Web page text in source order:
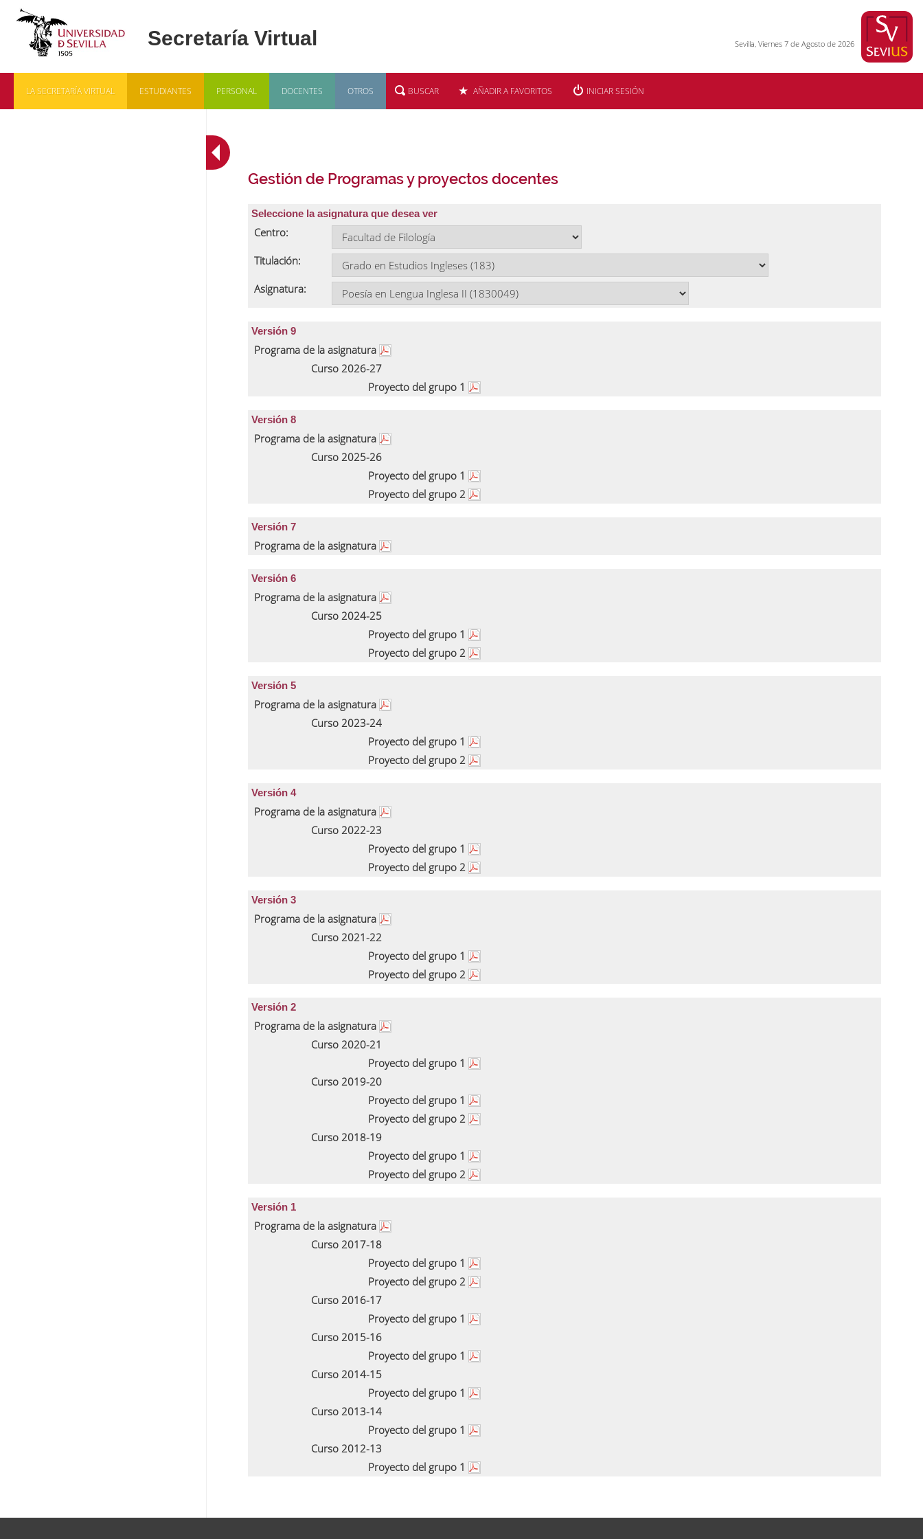
Sevilla, Viernes 7 de Agosto de 2026
LA SECRETARÍA VIRTUAL ESTUDIANTES PERSONAL DOCENTES OTROS BUSCAR AÑADIR A FAVORITOS INICIAR SESIÓN
Gestión de Programas y proyectos docentes
Seleccione la asignatura que desea ver
Centro:
Titulación:
Asignatura:
Versión 9
Programa de la asignatura
Curso 2026-27
Proyecto del grupo 1
Versión 8
Programa de la asignatura
Curso 2025-26
Proyecto del grupo 1
Proyecto del grupo 2
Versión 7
Programa de la asignatura
Versión 6
Programa de la asignatura
Curso 2024-25
Proyecto del grupo 1
Proyecto del grupo 2
Versión 5
Programa de la asignatura
Curso 2023-24
Proyecto del grupo 1
Proyecto del grupo 2
Versión 4
Programa de la asignatura
Curso 2022-23
Proyecto del grupo 1
Proyecto del grupo 2
Versión 3
Programa de la asignatura
Curso 2021-22
Proyecto del grupo 1
Proyecto del grupo 2
Versión 2
Programa de la asignatura
Curso 2020-21
Proyecto del grupo 1
Curso 2019-20
Proyecto del grupo 1
Proyecto del grupo 2
Curso 2018-19
Proyecto del grupo 1
Proyecto del grupo 2
Versión 1
Programa de la asignatura
Curso 2017-18
Proyecto del grupo 1
Proyecto del grupo 2
Curso 2016-17
Proyecto del grupo 1
Curso 2015-16
Proyecto del grupo 1
Curso 2014-15
Proyecto del grupo 1
Curso 2013-14
Proyecto del grupo 1
Curso 2012-13
Proyecto del grupo 1